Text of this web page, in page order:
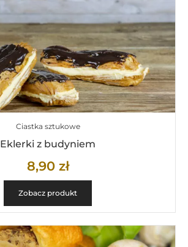
Ciastka sztukowe
Eklerki z budyniem
8,90 zł
Zobacz produkt